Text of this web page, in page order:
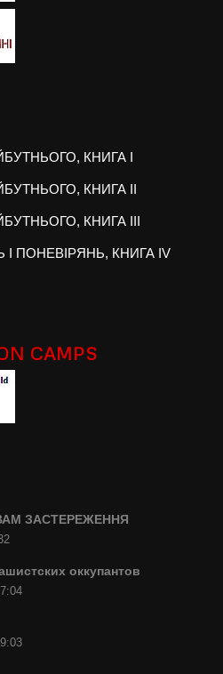
КНИГА I
КНИГА II
КНИГА III
І ПОНЕВІРЯНЬ, КНИГА IV
CAMPS
ЗАСТЕРЕЖЕННЯ
оккупантов